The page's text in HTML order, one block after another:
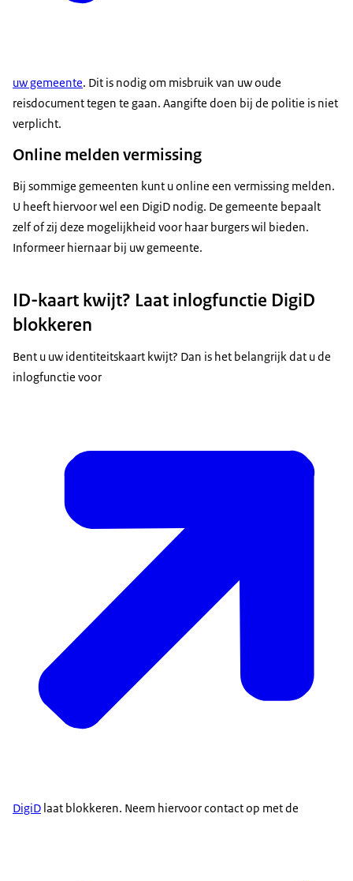
uw gemeente. Dit is nodig om misbruik van uw oude
reisdocument tegen te gaan. Aangifte doen bij de politie is niet
verplicht.
Online melden vermissing
Bij sommige gemeenten kunt u online een vermissing melden.
U heeft hiervoor wel een DigiD nodig. De gemeente bepaalt
zelf of zij deze mogelijkheid voor haar burgers wil bieden.
Informeer hiernaar bij uw gemeente.
ID-kaart kwijt? Laat inlogfunctie DigiD
blokkeren
Bent u uw identiteitskaart kwijt? Dan is het belangrijk dat u de
inlogfunctie voor
DigiD laat blokkeren. Neem hiervoor contact op met de